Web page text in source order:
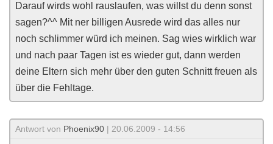
Darauf wirds wohl rauslaufen, was willst du denn sonst
sagen?^^ Mit ner billigen Ausrede wird das alles nur
noch schlimmer würd ich meinen. Sag wies wirklich war
und nach paar Tagen ist es wieder gut, dann werden
deine Eltern sich mehr über den guten Schnitt freuen als
über die Fehltage.
Antwort von Phoenix90 | 20.06.2009 - 14:56